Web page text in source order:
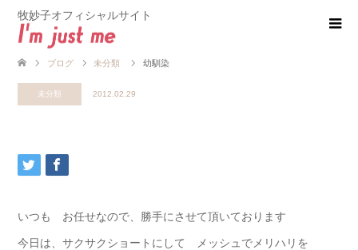
牧妙子オフィシャルサイト
ブログ 未分類 幼馴染
未分類 2012.02.29
いつも お任せなので、勝手にさせて頂いております
今日は、サクサクショートにして メッシュでメリハリを